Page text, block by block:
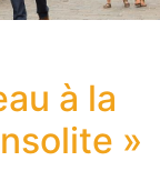
à la
»